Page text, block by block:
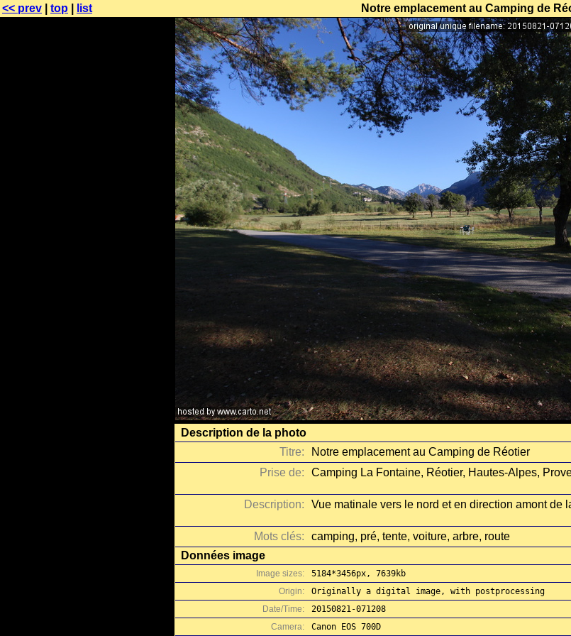
<< prev top list Notre emplacement au Camping de
Description de la photo
Titre:
Notre emplacement au Camping de Réotier
Prise de:
Camping La Fontaine, Réotier, Hautes-Alpes,
Description: Vue matinale vers le nord et en direction amont de
Mots clés:
camping, pré, tente, voiture, arbre, route
Données image
Image sizes:
5184*3456px, 7639kb
Origin:
Originally a digital image, with postprocessing
Date/Time:
20150821-071208
Camera:
Canon EOS 700D